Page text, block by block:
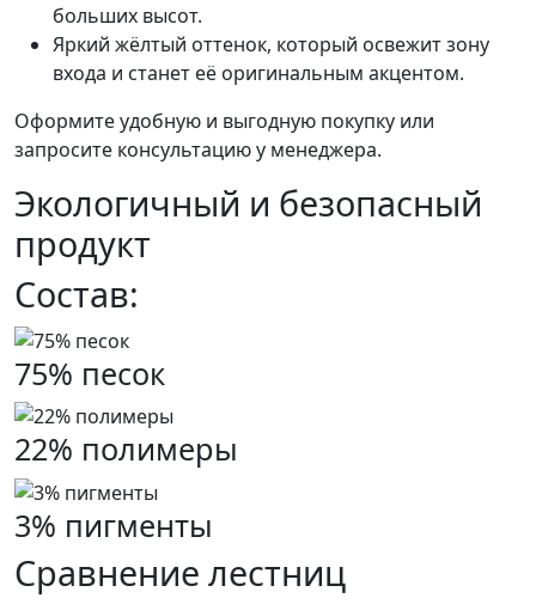
больших высот.
Яркий жёлтый оттенок, который освежит зону
входа и станет её оригинальным акцентом.
Оформите удобную и выгодную покупку или
запросите консультацию у менеджера.
Экологичный и безопасный
продукт
Состав:
75% песок
22% полимеры
3% пигменты
Сравнение лестниц